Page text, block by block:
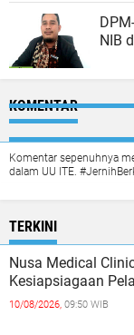
NIB
KOMENTAR
Komentar sepenuhnya
dalam UU ITE.
TERKINI
Nusa Medical
Kesiapsiagaan
10/08/2026, 09:50 WIB